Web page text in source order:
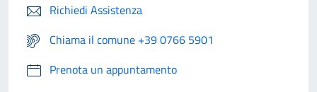
Richiedi Assistenza
Chiama il comune +39 0766 5901
Prenota un appuntamento